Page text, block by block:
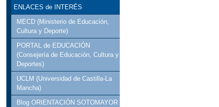
ENLACES de INTERÉS
MECD (Ministerio de Educación,
Cultura y Deporte)
PORTAL de EDUCACIÓN
(Consejería de Educación, Cultura y
Deportes)
UCLM (Universidad de Castilla-La
Mancha)
Blog ORIENTACIÓN SOTOMAYOR